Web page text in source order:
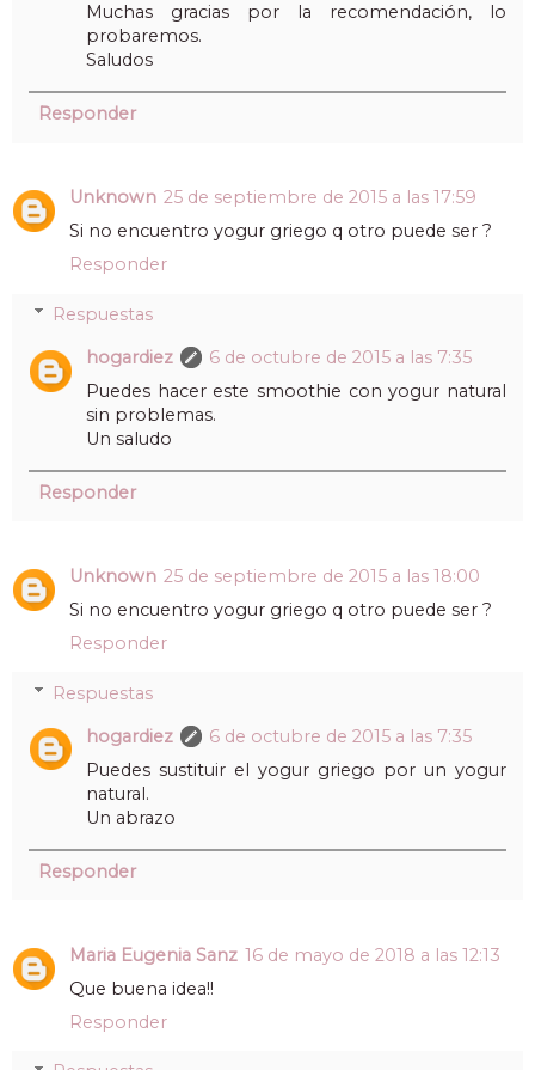
Muchas gracias por la recomendación, lo
probaremos.
Saludos
Responder
Unknown 25 de septiembre de 2015 a las 17:59
Si no encuentro yogur griego q otro puede ser ?
Responder
Respuestas
hogardiez
6 de octubre de 2015 a las 7:35
Puedes hacer este smoothie con yogur natural
sin problemas.
Un saludo
Responder
Unknown 25 de septiembre de 2015 a las 18:00
Si no encuentro yogur griego q otro puede ser ?
Responder
Respuestas
hogardiez
6 de octubre de 2015 a las 7:35
Puedes sustituir el yogur griego por un yogur
natural.
Un abrazo
Responder
Maria Eugenia Sanz 16 de mayo de 2018 a las 12:13
Que buena idea!!
Responder